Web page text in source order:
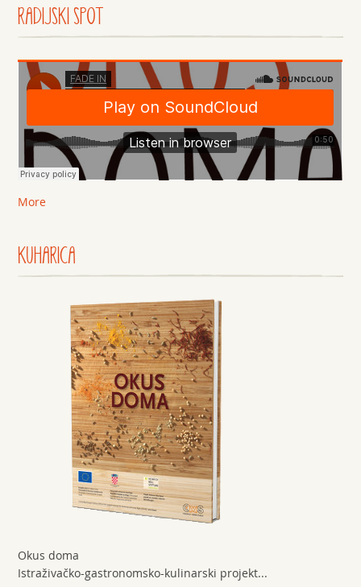
RADIJSKI SPOT
More
KUHARICA
Okus doma
Istraživačko-gastronomsko-kulinarski projekt...